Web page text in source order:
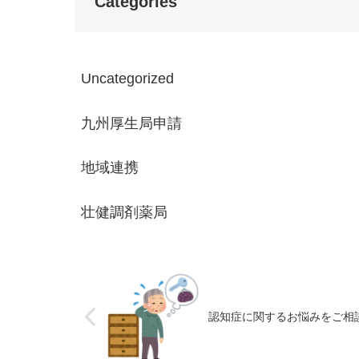
Uncategorized
九州厚生局申請
地域連携
壮健調剤薬局
認知症に関するお悩みをご相